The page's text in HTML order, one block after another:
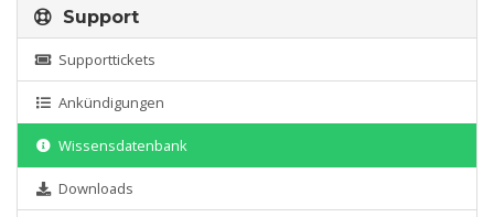
Support
Supporttickets
Ankündigungen
Wissensdatenbank
Downloads